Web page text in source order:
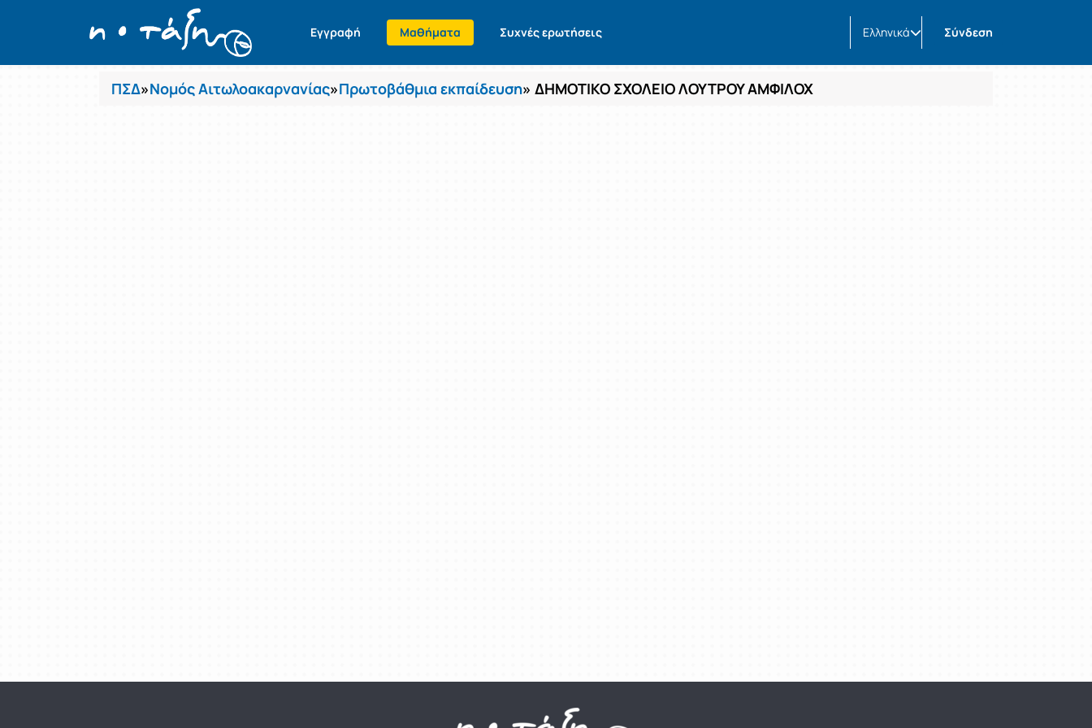
Εγγραφή Μαθήματα Συχνές ερωτήσεις Ελληνικά Σύνδεση
Μαθήματα
ΠΣΔ»Νομός Αιτωλοακαρνανίας»Πρωτοβάθμια εκπαίδευση» ΔΗΜΟΤΙΚΟ ΣΧΟΛΕΙΟ ΛΟΥΤΡΟΥ ΑΜΦΙΛΟΧ